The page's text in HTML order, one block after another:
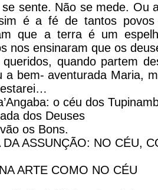
sente. Não se mede. Ou
é a fé de tantos povos
que a terra é um
nos ensinaram que os
quando partem
a bem- aventurada Maria,
o céu dos
dos Deuses
os Bons.
ASSUNÇÃO: NO CÉU,
ARTE COMO NO CÉU